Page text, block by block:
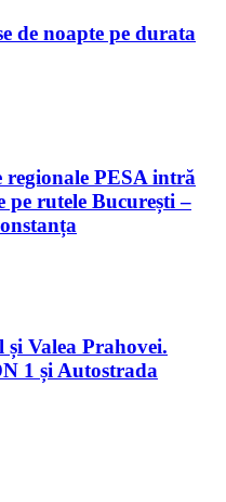
de noapte pe durata
regionale PESA intră
rutele București –
Valea Prahovei.
1 și Autostrada